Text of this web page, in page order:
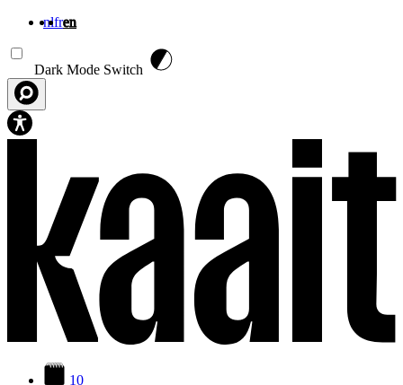
nlfren
Dark Mode Switch
10